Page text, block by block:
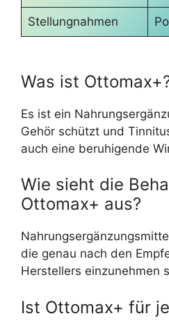
Stellungnahmen
Was ist
Es ist ein
Gehör schützt und
auch eine beruhigende
Wie sieht die
Ottomax+ aus?
die genau nach den
Herstellers einzunehmen
Ist Ottomax+ für